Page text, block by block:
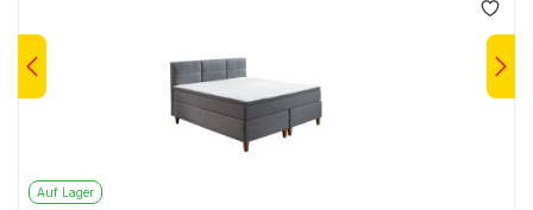
Auf Lager